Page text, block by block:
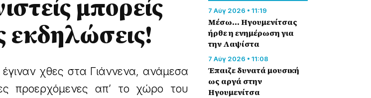
εκδηλώσεις!
χθες στα Γιάννενα, ανάμεσα
προερχόμενες απ’ το χώρο του
7 Αύγ 2026 • 11:19
Μέσω… Ηγουμενίτσας
ήρθε η ενημέρωση για
την Λαψίστα
7 Αύγ 2026 • 11:08
Έπαιζε δυνατά μουσική
ως αργά στην
Ηγουμενίτσα